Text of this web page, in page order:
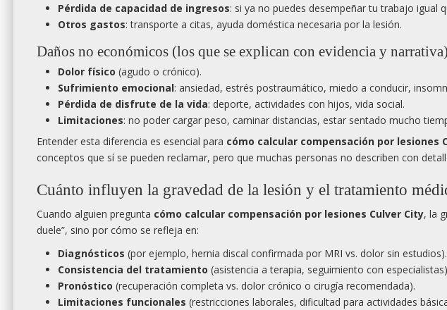
Pérdida de capacidad de ingresos: si ya no puedes desempeñar tu trabajo igual
Otros gastos: transporte a citas, ayuda doméstica necesaria por la lesión.
Daños no económicos (los que se explican con evidencia y narrativa)
Dolor físico (agudo o crónico).
Sufrimiento emocional: ansiedad, estrés postraumático, miedo a conducir,
Pérdida de disfrute de la vida: deporte, actividades con hijos, vida social.
Limitaciones: no poder cargar peso, caminar distancias, estar sentado mucho
Entender esta diferencia es esencial para cómo calcular compensación por lesiones
conceptos que sí se pueden reclamar, pero que muchas personas no describen con
Cuánto influyen la gravedad de la lesión y el tratamiento
Cuando alguien pregunta cómo calcular compensación por lesiones Culver City, la
duele”, sino por cómo se refleja en:
Diagnósticos (por ejemplo, hernia discal confirmada por MRI vs. dolor sin estudios).
Consistencia del tratamiento (asistencia a terapia, seguimiento con
Pronóstico (recuperación completa vs. dolor crónico o cirugía recomendada).
Limitaciones funcionales (restricciones laborales, dificultad para actividades